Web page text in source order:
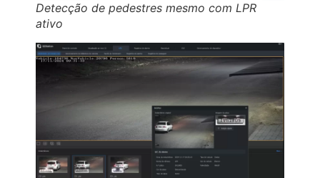
Detecção de pedestres mesmo com LPR
ativo